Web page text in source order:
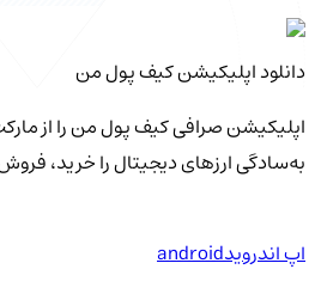
دانلود اپلیکیشن کیف‌ پول من
اپلیکیشن صرافی کیف پول من را از
به‌سادگی ارزهای دیجیتال را خرید،
اپ اندرویدandroid